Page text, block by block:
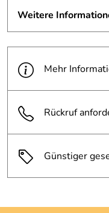
Weitere
Mehr
Rückruf
Günstiger